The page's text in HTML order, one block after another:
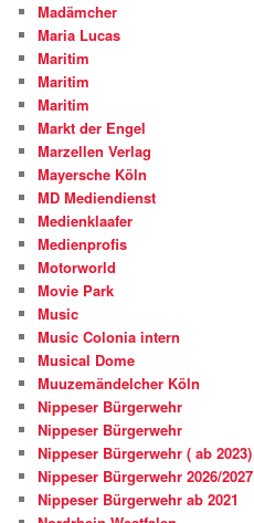
Madämcher
Maria Lucas
Maritim
Maritim
Maritim
Markt der Engel
Marzellen Verlag
Mayersche Köln
MD Mediendienst
Medienklaafer
Medienprofis
Motorworld
Movie Park
Music
Music Colonia intern
Musical Dome
Muuzemändelcher Köln
Nippeser Bürgerwehr
Nippeser Bürgerwehr
Nippeser Bürgerwehr ( ab 2023)
Nippeser Bürgerwehr 2026/2027
Nippeser Bürgerwehr ab 2021